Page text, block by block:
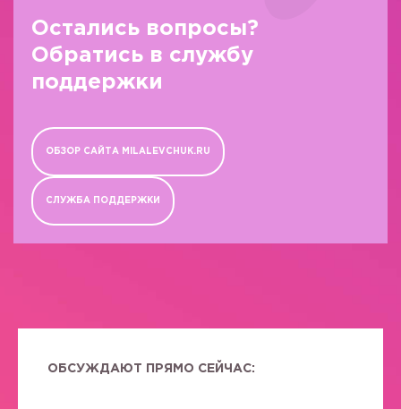
Остались вопросы?
Обратись в службу
поддержки
ОБЗОР САЙТА MILALEVCHUK.RU
СЛУЖБА ПОДДЕРЖКИ
ОБСУЖДАЮТ ПРЯМО СЕЙЧАС: